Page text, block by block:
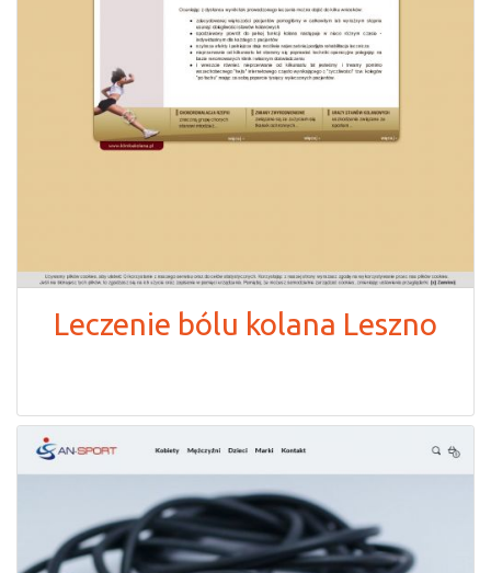
Leczenie bólu kolana Leszno